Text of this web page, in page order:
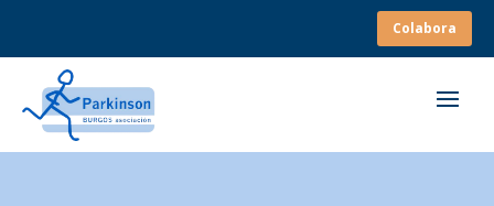
Colabora